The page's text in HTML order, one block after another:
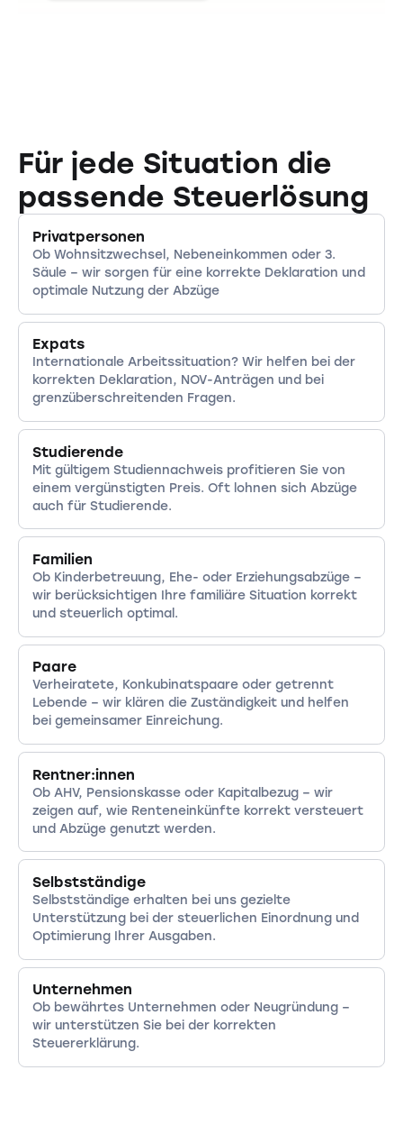
Für jede Situation die
passende Steuerlösung
Privatpersonen
Ob Wohnsitzwechsel, Nebeneinkommen oder 3.
Säule – wir sorgen für eine korrekte Deklaration und
optimale Nutzung der Abzüge
Expats
Internationale Arbeitssituation? Wir helfen bei der
korrekten Deklaration, NOV-Anträgen und bei
grenzüberschreitenden Fragen.
Studierende
Mit gültigem Studiennachweis profitieren Sie von
einem vergünstigten Preis. Oft lohnen sich Abzüge
auch für Studierende.
Familien
Ob Kinderbetreuung, Ehe- oder Erziehungsabzüge –
wir berücksichtigen Ihre familiäre Situation korrekt
und steuerlich optimal.
Paare
Verheiratete, Konkubinatspaare oder getrennt
Lebende – wir klären die Zuständigkeit und helfen
bei gemeinsamer Einreichung.
Rentner:innen
Ob AHV, Pensionskasse oder Kapitalbezug – wir
zeigen auf, wie Renteneinkünfte korrekt versteuert
und Abzüge genutzt werden.
Selbstständige
Selbstständige erhalten bei uns gezielte
Unterstützung bei der steuerlichen Einordnung und
Optimierung Ihrer Ausgaben.
Unternehmen
Ob bewährtes Unternehmen oder Neugründung –
wir unterstützen Sie bei der korrekten
Steuererklärung.